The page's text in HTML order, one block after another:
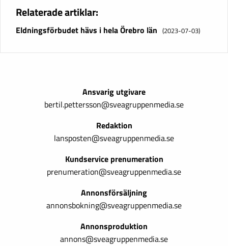
Relaterade artiklar:
Eldningsförbudet hävs i hela Örebro län (2023-07-03)
Ansvarig utgivare
bertil.pettersson@sveagruppenmedia.se
Redaktion
lansposten@sveagruppenmedia.se
Kundservice prenumeration
prenumeration@sveagruppenmedia.se
Annonsförsäljning
annonsbokning@sveagruppenmedia.se
Annonsproduktion
annons@sveagruppenmedia.se